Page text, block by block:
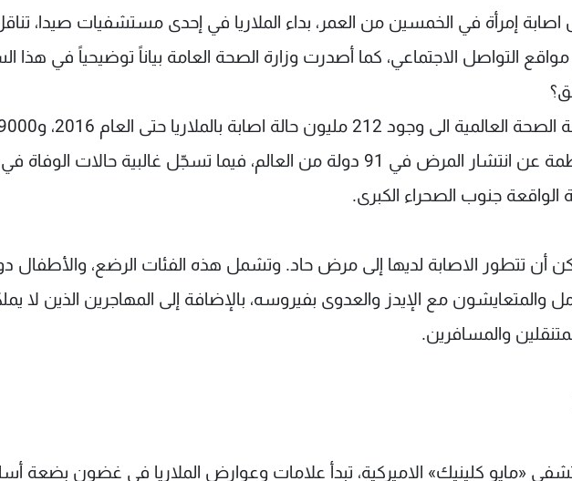
إمرأة في الخمسين من العمر، بداء الملاريا في إحدى مستشفيات صيدا،
مواقع التواصل الاجتماعي، كما أصدرت وزارة الصحة العامة بياناً توضيحياً في هذا
تشير أحدث تقديرات منظمة الصحة العالمية الى وجود 212
حالة وفاة. كما أعلنت المنظمة عن انتشار المرض في 91 دولة من العالم، فيما تسجّل غالبية حالات
الواقعة جنوب الصحراء الكبرى.
أن تتطور الاصابة لديها إلى مرض حاد. وتشمل هذه الفئات الرضع، والأطفال
والمتعايشون مع الإيدز والعدوى بفيروسه، بالإضافة إلى المهاجرين الذين لا
والمسافرين.
«مايو كلينيك» الاميركية، تبدأ علامات وعوارض الملاريا في غضون بضعة